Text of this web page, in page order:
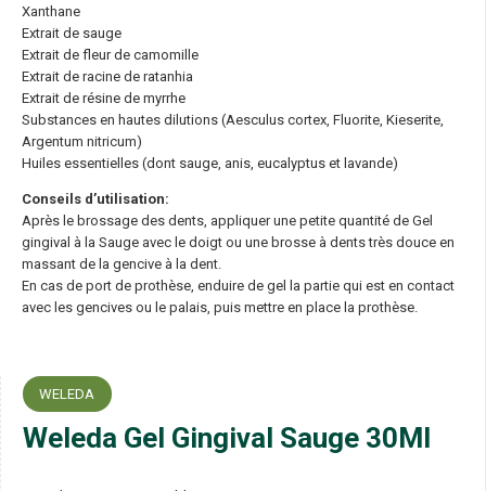
Xanthane
Extrait de sauge
Extrait de fleur de camomille
Extrait de racine de ratanhia
Extrait de résine de myrrhe
Substances en hautes dilutions (Aesculus cortex, Fluorite, Kieserite,
Argentum nitricum)
Huiles essentielles (dont sauge, anis, eucalyptus et lavande)
Conseils d’utilisation:
Après le brossage des dents, appliquer une petite quantité de Gel
gingival à la Sauge avec le doigt ou une brosse à dents très douce en
massant de la gencive à la dent.
En cas de port de prothèse, enduire de gel la partie qui est en contact
avec les gencives ou le palais, puis mettre en place la prothèse.
WELEDA
Weleda Gel Gingival Sauge 30Ml